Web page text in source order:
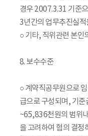
경우 2007.3.31 기준
3년간의 업무추진실적
○ 기타, 직위관련 본인
8. 보수수준
○ 계약직공무원으로
급으로 구성되며, 기
~65,836천원의 범위
을 고려하여 협의 결정